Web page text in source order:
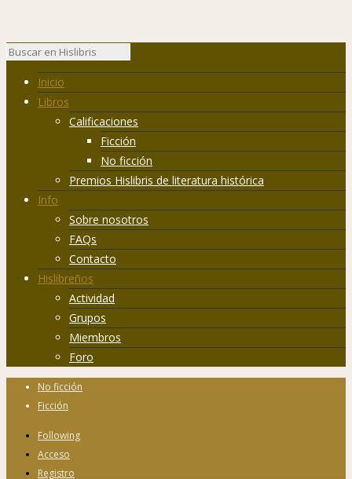
Inicio
Libros
Calificaciones
Ficción
No ficción
Premios Hislibris de literatura histórica
Info
Sobre nosotros
FAQs
Contacto
Hislibreños
Actividad
Grupos
Miembros
Foro
No ficción
Ficción
Following
Acceso
Registro